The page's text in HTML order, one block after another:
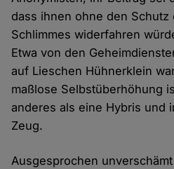
dass ihnen ohne den Schutz
Schlimmes widerfahren
Etwa von den
auf Lieschen Hühnerklein
maßlose Selbstüberhöhung
anderes als eine Hybris und
Zeug.
Ausgesprochen